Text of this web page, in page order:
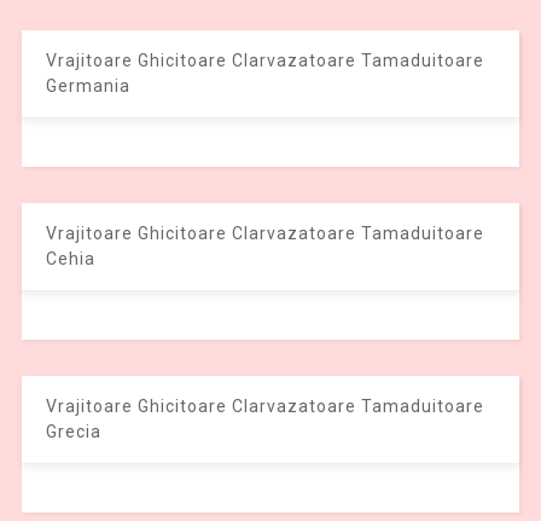
Vrajitoare Ghicitoare Clarvazatoare Tamaduitoare
Germania
Vrajitoare Ghicitoare Clarvazatoare Tamaduitoare
Cehia
Vrajitoare Ghicitoare Clarvazatoare Tamaduitoare
Grecia